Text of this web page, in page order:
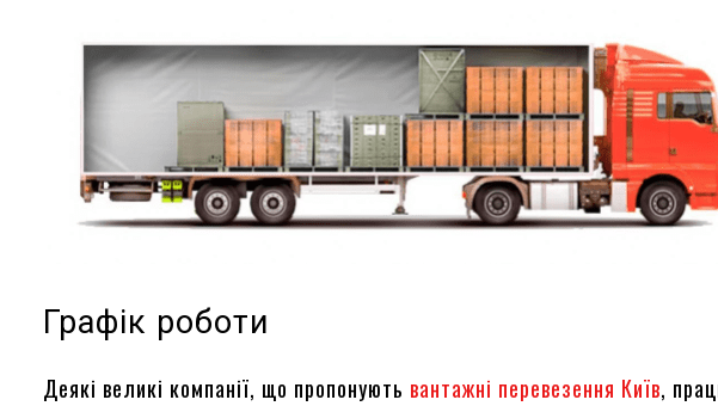
Графік роботи
Деякі великі компанії, що пропонують вантажні перевезення Київ,